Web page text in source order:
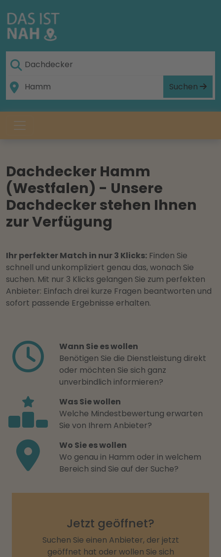
Suchen
Dachdecker Hamm
(Westfalen) - Unsere
Dachdecker stehen Ihnen
zur Verfügung
Ihr perfekter Match in nur 3 Klicks: Finden Sie
schnell und unkompliziert genau das, wonach Sie
suchen. Mit nur 3 Klicks gelangen Sie zum perfekten
Anbieter: Einfach drei kurze Fragen beantworten und
sofort passende Ergebnisse erhalten.
Wann Sie es wollen
Benötigen Sie die Dienstleistung direkt
oder möchten Sie sich ganz
unverbindlich informieren?
Was Sie wollen
Welche Mindestbewertung erwarten
Sie von Ihrem Anbieter?
Wo Sie es wollen
Wo genau in Hamm oder in welchem
Bereich sind Sie auf der Suche?
Jetzt geöffnet?
Suchen Sie einen Anbieter, der jetzt
geöffnet hat oder wollen Sie sich